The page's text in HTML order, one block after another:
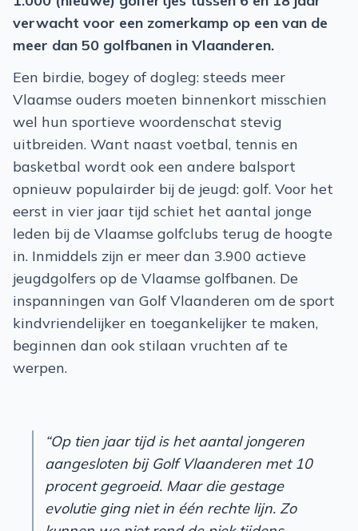
verwacht voor een zomerkamp op een van de
meer dan 50 golfbanen in Vlaanderen.
Een birdie, bogey of dogleg: steeds meer
Vlaamse ouders moeten binnenkort misschien
wel hun sportieve woordenschat stevig
uitbreiden. Want naast voetbal, tennis en
basketbal wordt ook een andere balsport
opnieuw populairder bij de jeugd: golf. Voor het
eerst in vier jaar tijd schiet het aantal jonge
leden bij de Vlaamse golfclubs terug de hoogte
in. Inmiddels zijn er meer dan 3.900 actieve
jeugdgolfers op de Vlaamse golfbanen. De
inspanningen van Golf Vlaanderen om de sport
kindvriendelijker en toegankelijker te maken,
beginnen dan ook stilaan vruchten af te
werpen.
“Op tien jaar tijd is het aantal jongeren
aangesloten bij Golf Vlaanderen met 10
procent gegroeid. Maar die gestage
evolutie ging niet in één rechte lijn. Zo